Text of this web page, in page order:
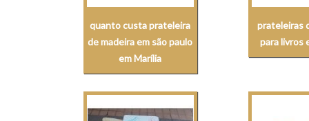
quanto custa prateleira
de madeira em são paulo
em Marília
prateleiras
para livros